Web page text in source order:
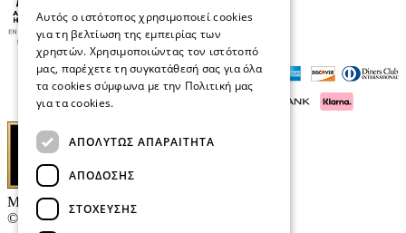
Μαρκάκης Οπτικά
© 2026
Αυτός ο ιστότοπος χρησιμοποιεί cookies
για τη βελτίωση της εμπειρίας των
χρηστών. Χρησιμοποιώντας τον ιστότοπό
μας, παρέχετε τη συγκατάθεσή σας για όλα
τα cookies σύμφωνα με την Πολιτική μας
για τα cookies.
ΑΠΟΛΎΤΩΣ ΑΠΑΡΑΊΤΗΤΑ
ΑΠΌΔΟΣΗΣ
ΣΤΌΧΕΥΣΗΣ